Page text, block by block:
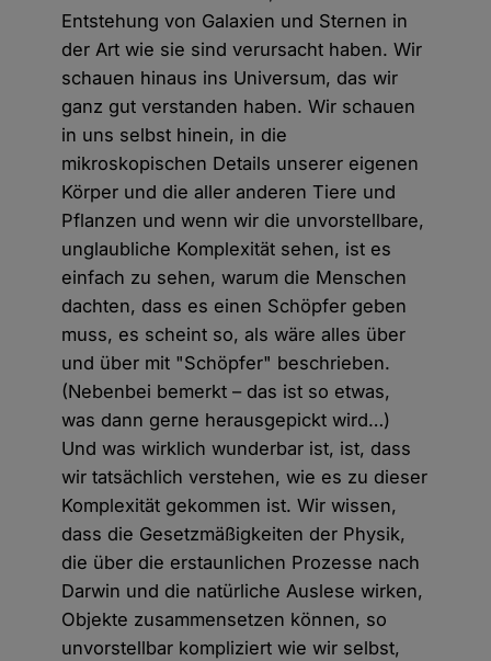
Entstehung von Galaxien und Sternen in
der Art wie sie sind verursacht haben. Wir
schauen hinaus ins Universum, das wir
ganz gut verstanden haben. Wir schauen
in uns selbst hinein, in die
mikroskopischen Details unserer eigenen
Körper und die aller anderen Tiere und
Pflanzen und wenn wir die unvorstellbare,
unglaubliche Komplexität sehen, ist es
einfach zu sehen, warum die Menschen
dachten, dass es einen Schöpfer geben
muss, es scheint so, als wäre alles über
und über mit "Schöpfer" beschrieben.
(Nebenbei bemerkt – das ist so etwas,
was dann gerne herausgepickt wird…)
Und was wirklich wunderbar ist, ist, dass
wir tatsächlich verstehen, wie es zu dieser
Komplexität gekommen ist. Wir wissen,
dass die Gesetzmäßigkeiten der Physik,
die über die erstaunlichen Prozesse nach
Darwin und die natürliche Auslese wirken,
Objekte zusammensetzen können, so
unvorstellbar kompliziert wie wir selbst,